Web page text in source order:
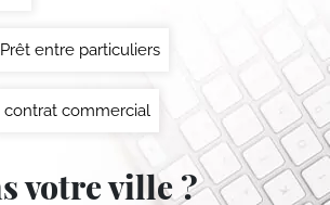
Prêt entre particuliers
contrat commercial
votre ville ?